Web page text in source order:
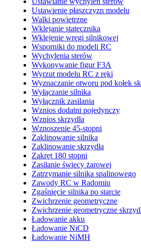
Ustawienie płaszczyzn modelu
Walki powietrzne
Wklejanie statecznika
Wklejenie wręgi silnikowej
Wsporniki do modeli RC
Wychylenia sterów
Wykonywanie figur F3A
Wyrzut modelu RC z ręki
Wyznaczanie otworu pod kołek
Wyłączanie silnika
Wyłącznik zasilania
Wznios dodatni pojedynczy
Wznios skrzydła
Wznoszenie 45-stopni
Zaklinowanie silnika
Zaklinowanie skrzydła
Zakręt 180 stopni
Zasilanie świecy żarowej
Zatrzymanie silnika spalinowego
Zawody RC w Radomiu
Zgaśnięcie silnika po starcie
Zwichrzenie geometryczne
Zwichrzenie geometryczne
Ładowanie akku
Ładowanie NiCD
Ładowanie NiMH